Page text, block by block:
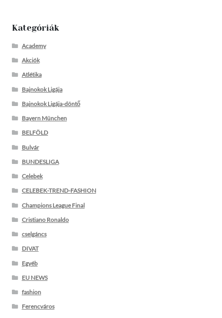
Kategóriák
Academy
Akciók
Atlétika
Bajnokok Ligája
Bajnokok Ligája-döntő
Bayern München
BELFÖLD
Bulvár
BUNDESLIGA
Celebek
CELEBEK-TREND-FASHION
Champions League Final
Cristiano Ronaldo
cselgáncs
DIVAT
Egyéb
EU NEWS
fashion
Ferencváros